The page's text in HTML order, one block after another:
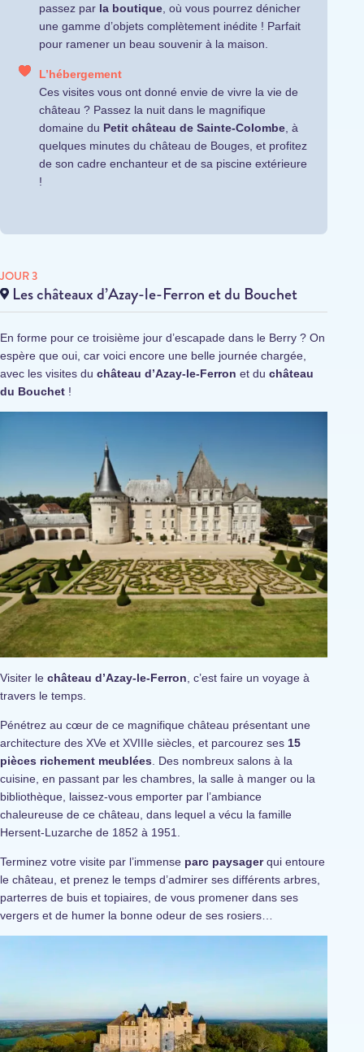
passez par la boutique , où vous pourrez dénicher
une gamme d’objets complètement inédite ! Parfait
pour ramener un beau souvenir à la maison.
L’hébergement
Ces visites vous ont donné envie de vivre la vie de
château ? Passez la nuit dans le magnifique
domaine du Petit château de Sainte-Colombe , à
quelques minutes du château de Bouges, et profitez
de son cadre enchanteur et de sa piscine extérieure
!
JOUR 3
Les châteaux d’Azay-le-Ferron et du Bouchet
En forme pour ce troisième jour d’escapade dans le Berry ? On
espère que oui, car voici encore une belle journée chargée,
avec les visites du château d’Azay-le-Ferron et du château
du Bouchet !
Visiter le château d’Azay-le-Ferron , c’est faire un voyage à
travers le temps.
Pénétrez au cœur de ce magnifique château présentant une
architecture des XVe et XVIIIe siècles, et parcourez ses 15
pièces richement meublées . Des nombreux salons à la
cuisine, en passant par les chambres, la salle à manger ou la
bibliothèque, laissez-vous emporter par l’ambiance
chaleureuse de ce château, dans lequel a vécu la famille
Hersent-Luzarche de 1852 à 1951.
Terminez votre visite par l’immense parc paysagerqui entoure
le château, et prenez le temps d’admirer ses différents arbres,
parterres de buis et topiaires, de vous promener dans ses
vergers et de humer la bonne odeur de ses rosiers…